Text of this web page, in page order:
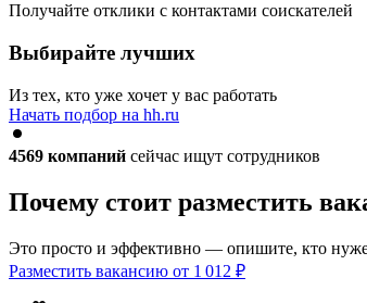
Получайте отклики с контактами соискателей
Выбирайте лучших
Из тех, кто уже хочет у вас работать
Начать подбор на hh.ru
4569 компаний сейчас ищут сотрудников
Почему стоит разместить
Это просто и эффективно — опишите, кто
Разместить вакансию от 1 012 ₽